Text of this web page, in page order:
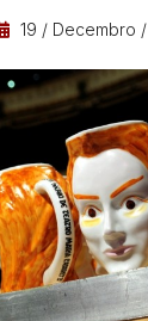
19 / Decembro